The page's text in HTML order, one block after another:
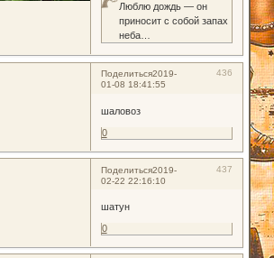
Люблю дождь — он
приносит с собой запах
неба…
Поделиться 436
2019-
01-08 18:41:55
шаловоз
0
Поделиться 437
2019-
02-22 22:16:10
шатун
0